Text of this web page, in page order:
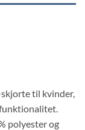
til kvinder,
polyester og